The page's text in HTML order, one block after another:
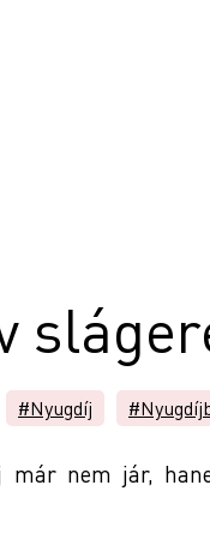
#Nyugdíj
már nem jár,